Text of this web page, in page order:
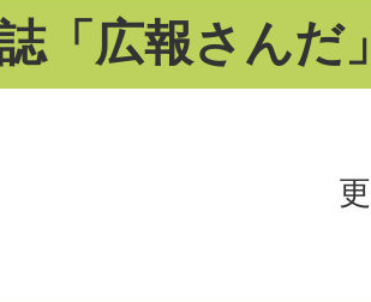
「広報さんだ